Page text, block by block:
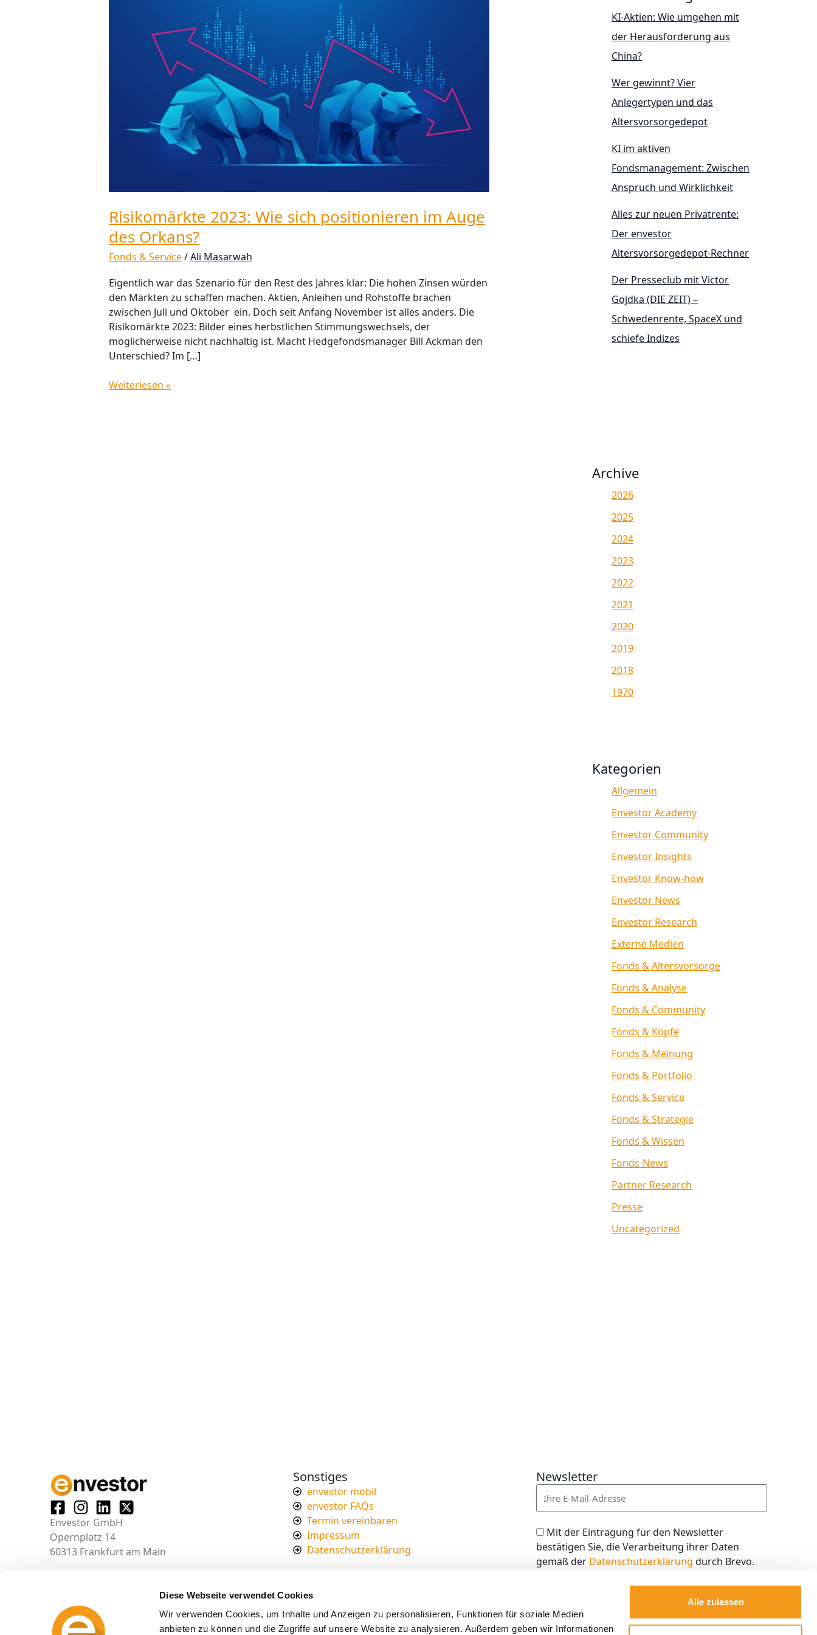
Diese Webseite verwendet Cookies
Wir verwenden Cookies, um Inhalte und Anzeigen zu personalisieren, Funktionen für soziale Medien
anbieten zu können und die Zugriffe auf unsere Website zu analysieren. Außerdem geben wir Informationen
Alle zulassen
Risikomärkte 2023: Wie sich positionieren im Auge
des Orkans?
Fonds & Service/Ali Masarwah
Eigentlich war das Szenario für den Rest des Jahres klar: Die hohen Zinsen würden
den Märkten zu schaffen machen. Aktien, Anleihen und Rohstoffe brachen
zwischen Juli und Oktober ein. Doch seit Anfang November ist alles anders. Die
Risikomärkte 2023: Bilder eines herbstlichen Stimmungswechsels, der
möglicherweise nicht nachhaltig ist. Macht Hedgefondsmanager Bill Ackman den
Unterschied? Im […]
positionieren
Weiterlesen »
KI-Aktien: Wie umgehen mit
der Herausforderung aus
China?
Wer gewinnt? Vier
Anlegertypen und das
Altersvorsorgedepot
KI im aktiven
Fondsmanagement: Zwischen
Anspruch und Wirklichkeit
Alles zur neuen Privatrente:
Der envestor
Altersvorsorgedepot-Rechner
Der Presseclub mit Victor
Gojdka (DIE ZEIT) –
Schwedenrente, SpaceX und
schiefe Indizes
Archive
2026
2025
2024
2023
2022
2021
2020
2019
2018
1970
Kategorien
Allgemein
Envestor Academy
Envestor Community
Envestor Insights
Envestor Know-how
Envestor News
Envestor Research
Externe Medien
Fonds & Altersvorsorge
Fonds & Analyse
Fonds & Community
Fonds & Köpfe
Fonds & Meinung
Fonds & Portfolio
Fonds & Service
Fonds & Strategie
Fonds & Wissen
Fonds-News
Partner Research
Presse
Uncategorized
Envestor GmbH
Opernplatz 14
60313 Frankfurt am Main
Sonstiges
envestor mobil
envestor FAQs
Termin vereinbaren
Impressum
Datenschutzerklärung
Newsletter
Mit der Eintragung für den Newsletter
bestätigen Sie, die Verarbeitung ihrer Daten
gemäß der Datenschutzerklärung durch Brevo.
den ich jederzeit mit dem Link im Newsletter